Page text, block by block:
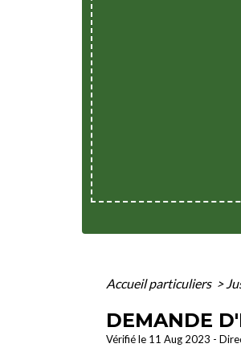
Accueil particuliers >
DEMANDE
Vérifié le 11 Aug 2023 -